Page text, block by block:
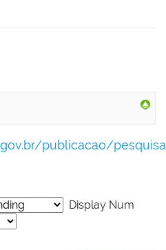
publicacao/pesquisa
Display Num